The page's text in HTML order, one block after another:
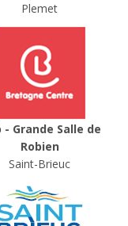
Plemet
- Grande Salle de
Robien
Saint-Brieuc